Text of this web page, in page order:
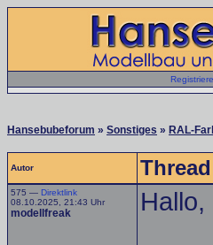
Hansebubeforum » Sonstiges » RAL-
Autor
575 — Direktlink
08.10.2025, 21:43 Uhr
modellfreak Hallo,